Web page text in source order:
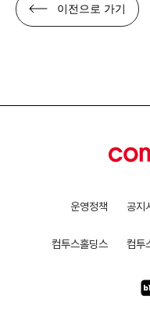
이전으로 가기
운영정책 공지
컴투스홀딩스 컴투